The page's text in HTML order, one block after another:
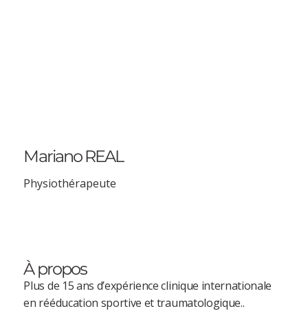
À propos
Plus de 15 ans d’expérience clinique internationale
en rééducation sportive et traumatologique..
Mariano REAL
Physiothérapeute